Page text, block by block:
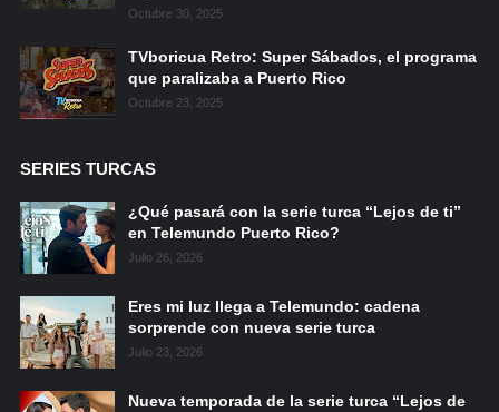
Octubre 30, 2025
TVboricua Retro: Super Sábados, el programa
que paralizaba a Puerto Rico
Octubre 23, 2025
SERIES TURCAS
¿Qué pasará con la serie turca “Lejos de ti”
en Telemundo Puerto Rico?
Julio 26, 2026
Eres mi luz llega a Telemundo: cadena
sorprende con nueva serie turca
Julio 23, 2026
Nueva temporada de la serie turca “Lejos de